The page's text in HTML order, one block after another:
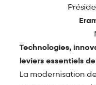
Technologies,
leviers essentiels
La modernisation